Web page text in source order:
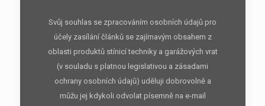
Svůj souhlas se zpracováním osobních údajů pro
účely zasílání článků se zajímavým obsahem z
oblasti produktů stínicí techniky a garážových vrat
(v souladu s platnou legislativou a zásadami
ochrany osobních údajů) uděluji dobrovolně a
můžu jej kdykoli odvolat písemně na e-mail